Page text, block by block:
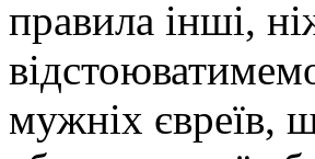
правила інші,
мужніх євреїв,